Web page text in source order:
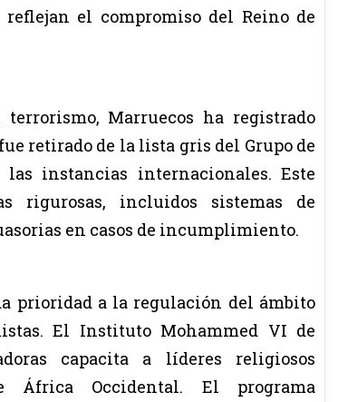
el compromiso del Reino de
Marruecos ha registrado
retirado de la lista gris del Grupo de
instancias internacionales. Este
rigurosas, incluidos sistemas de
en casos de incumplimiento.
prioridad a la regulación del ámbito
El Instituto Mohammed VI de
capacita a líderes religiosos
África Occidental. El programa